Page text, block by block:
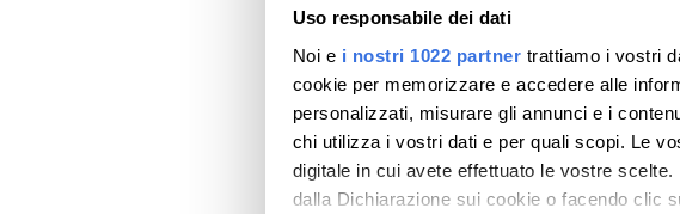
Uso responsabile dei dati
Noi e i nostri 1022 partner trattiamo i vostri
cookie per memorizzare e accedere alle
personalizzati, misurare gli annunci e i
chi utilizza i vostri dati e per quali scopi. Le
digitale in cui avete effettuato le vostre
dalla Dichiarazione sui cookie o facendo clic
Prova a
a